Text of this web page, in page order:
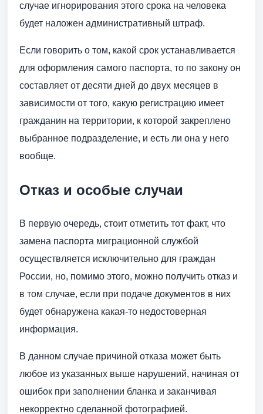
случае игнорирования этого срока на человека
будет наложен административный штраф.
Если говорить о том, какой срок устанавливается
для оформления самого паспорта, то по закону он
составляет от десяти дней до двух месяцев в
зависимости от того, какую регистрацию имеет
гражданин на территории, к которой закреплено
выбранное подразделение, и есть ли она у него
вообще.
Отказ и особые случаи
В первую очередь, стоит отметить тот факт, что
замена паспорта миграционной службой
осуществляется исключительно для граждан
России, но, помимо этого, можно получить отказ и
в том случае, если при подаче документов в них
будет обнаружена какая-то недостоверная
информация.
В данном случае причиной отказа может быть
любое из указанных выше нарушений, начиная от
ошибок при заполнении бланка и заканчивая
некорректно сделанной фотографией.